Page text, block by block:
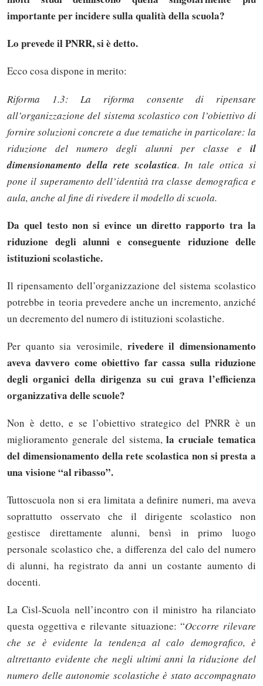
importante per incidere sulla qualità della scuola?
Lo prevede il PNRR, si è detto.
Ecco cosa dispone in merito:
Riforma 1.3: La riforma consente di ripensare
all’organizzazione del sistema scolastico con l’obiettivo di
fornire soluzioni concrete a due tematiche in particolare: la
riduzione del numero degli alunni per classe e il
dimensionamento della rete scolastica. In tale ottica si
pone il superamento dell’identità tra classe demografica e
aula, anche al fine di rivedere il modello di scuola.
Da quel testo non si evince un diretto rapporto tra la
riduzione degli alunni e conseguente riduzione delle
istituzioni scolastiche.
Il ripensamento dell’organizzazione del sistema scolastico
potrebbe in teoria prevedere anche un incremento, anziché
un decremento del numero di istituzioni scolastiche.
Per quanto sia verosimile, rivedere il dimensionamento
aveva davvero come obiettivo far cassa sulla riduzione
degli organici della dirigenza su cui grava l’efficienza
organizzativa delle scuole?
Non è detto, e se l’obiettivo strategico del PNRR è un
miglioramento generale del sistema,la cruciale tematica
del dimensionamento della rete scolastica non si presta a
una visione “al ribasso”.
Tuttoscuola non si era limitata a definire numeri, ma aveva
soprattutto osservato che il dirigente scolastico non
gestisce direttamente alunni, bensì in primo luogo
personale scolastico che, a differenza del calo del numero
di alunni, ha registrato da anni un costante aumento di
docenti.
La Cisl-Scuola nell’incontro con il ministro ha rilanciato
questa oggettiva e rilevante situazione: “Occorre rilevare
che se è evidente la tendenza al calo demografico, è
altrettanto evidente che negli ultimi anni la riduzione del
numero delle autonomie scolastiche è stato accompagnato